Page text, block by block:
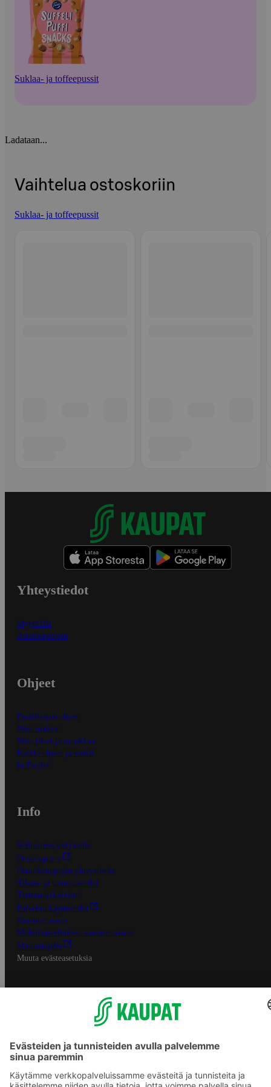
Suklaa- ja toffeepussit
Ladataan...
Vaihtelua ostoskoriin
Suklaa- ja toffeepussit
Yhteystiedot
Myymälät
Asiakaspalvelu
Ohjeet
Ensitilaajan ohjeet
Näin maksat
Näin tilaat ja muokkaat
Kaikki ohjeet ja vinkit
In English
Info
S-Business yrityksille
Oiva-raportit
Osuuskauppojen yhteystiedot
Tilaus- ja toimitusehdot
Tietosuojakäytäntö
Palvelun käyttöehdot
Saavutettavuus
Mobiilisovelluksen saavutettavuus
Mainostajalle
Muuta evästeasetuksia
S-ryhmän palvelut
Asiakasomistajuus
S-ostoslista -sovellus